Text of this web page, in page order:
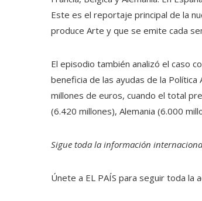
Este es el reportaje principal de la
produce Arte y que se emite cada
El episodio también analizó el caso
beneficia de las ayudas de la Política
millones de euros, cuando el total
(6.420 millones), Alemania (6.000
Sigue toda la información
Únete a EL PAÍS para seguir toda la